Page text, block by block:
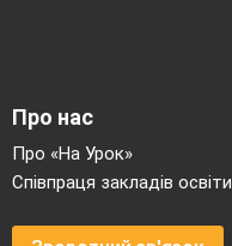
Про нас
Про «На Урок»
Співпраця закладів освіти